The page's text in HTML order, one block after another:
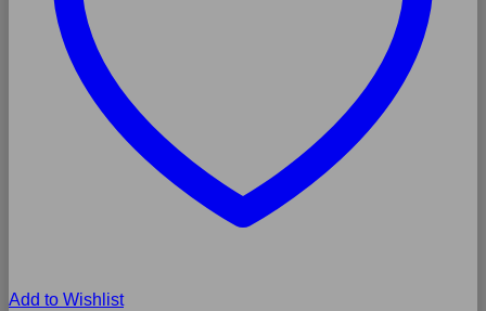
Add to Wishlist